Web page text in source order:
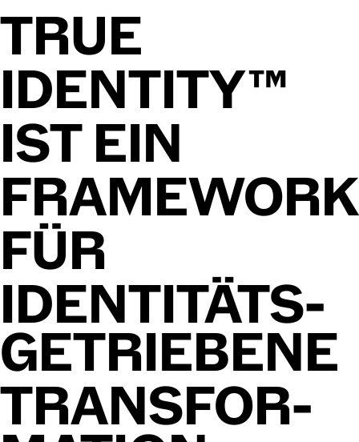
TRUE
IDEN­TI­TY™
ISTEIN
FRAME­WORK
FÜR
IDEN­TI­TÄTS­
GE­TRIE­BE­NE
TRANS­FOR­